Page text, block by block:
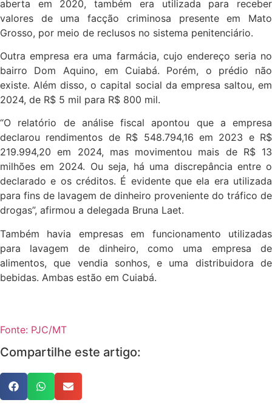
aberta em 2020, também era utilizada para receber
valores de uma facção criminosa presente em Mato
Grosso, por meio de reclusos no sistema penitenciário.
Outra empresa era uma farmácia, cujo endereço seria no
bairro Dom Aquino, em Cuiabá. Porém, o prédio não
existe. Além disso, o capital social da empresa saltou, em
2024, de R$ 5 mil para R$ 800 mil.
“O relatório de análise fiscal apontou que a empresa
declarou rendimentos de R$ 548.794,16 em 2023 e R$
219.994,20 em 2024, mas movimentou mais de R$ 13
milhões em 2024. Ou seja, há uma discrepância entre o
declarado e os créditos. É evidente que ela era utilizada
para fins de lavagem de dinheiro proveniente do tráfico de
drogas”, afirmou a delegada Bruna Laet.
Também havia empresas em funcionamento utilizadas
para lavagem de dinheiro, como uma empresa de
alimentos, que vendia sonhos, e uma distribuidora de
bebidas. Ambas estão em Cuiabá.
Fonte: PJC/MT
Compartilhe este artigo: